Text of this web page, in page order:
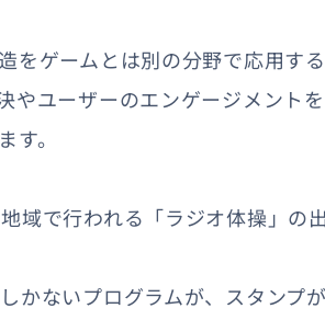
をゲームとは別の分野で応用す
やユーザーのエンゲージメント
。
域で行われる「ラジオ体操」の
かないプログラムが、スタンプ